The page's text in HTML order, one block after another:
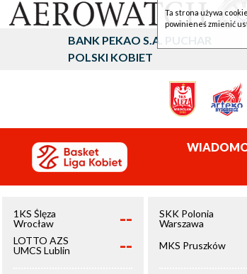
BANK PEKAO S.A. PUCHAR
POLSKI KOBIET
1KS Ślęza
Wrocław
--
LOTTO AZS
UMCS Lublin
--
SKK Polonia
Warszawa
MKS Pruszków
Ta strona używa
powinieneś zmienić